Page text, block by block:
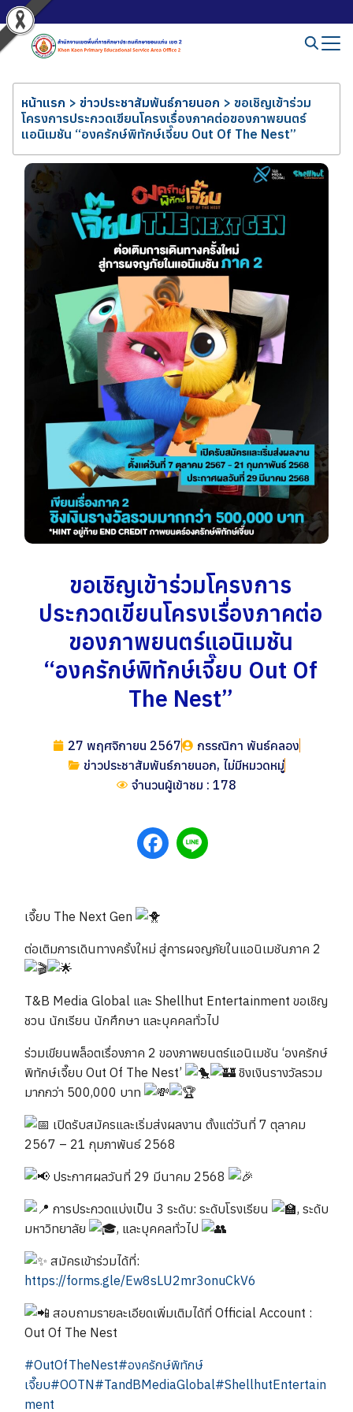
หน้าแรก > ข่าวประชาสัมพันธ์ภายนอก > ขอเชิญเข้าร่วม
โครงการประกวดเขียนโครงเรื่องภาคต่อของภาพยนตร์
แอนิเมชัน “องครักษ์พิทักษ์เจี๊ยบ Out Of The Nest”
ขอเชิญเข้าร่วมโครงการ
ประกวดเขียนโครงเรื่องภาคต่อ
ของภาพยนตร์แอนิเมชัน
“องครักษ์พิทักษ์เจี๊ยบ Out Of
The Nest”
27 พฤศจิกายน 2567
กรรณิกา พันธ์คลอง
ข่าวประชาสัมพันธ์ภายนอก, ไม่มีหมวดหมู่
จำนวนผู้เข้าชม : 178
เจี๊ยบ The Next Gen
ต่อเติมการเดินทางครั้งใหม่ สู่การผจญภัยในแอนิเมชันภาค 2
T&B Media Global และ Shellhut Entertainment ขอเชิญ
ชวน นักเรียน นักศึกษา และบุคคลทั่วไป
ร่วมเขียนพล็อตเรื่องภาค 2 ของภาพยนตร์แอนิเมชัน ‘องครักษ์
พิทักษ์เจี๊ยบ Out Of The Nest’
ชิงเงินรางวัลรวม
มากกว่า 500,000 บาท
เปิดรับสมัครและเริ่มส่งผลงาน ตั้งแต่วันที่ 7 ตุลาคม
2567 – 21 กุมภาพันธ์ 2568
ประกาศผลวันที่ 29 มีนาคม 2568
การประกวดแบ่งเป็น 3 ระดับ: ระดับโรงเรียน
, ระดับ
มหาวิทยาลัย
, และบุคคลทั่วไป
สมัครเข้าร่วมได้ที่:
https://forms.gle/Ew8sLU2mr3onuCkV6
สอบถามรายละเอียดเพิ่มเติมได้ที่ Official Account :
Out Of The Nest
#OutOfTheNest#องครักษ์พิทักษ์
เจี๊ยบ#OOTN#TandBMediaGlobal#ShellhutEntertain
ment